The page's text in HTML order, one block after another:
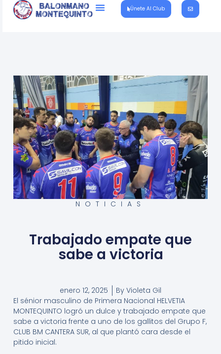
Únete Al Club
NOTICIAS
Trabajado empate que
sabe a victoria
enero 12, 2025 By Violeta Gil
El sénior masculino de Primera Nacional HELVETIA
MONTEQUINTO logró un dulce y trabajado empate que
sabe a victoria frente a uno de los gallitos del Grupo F,
CLUB BM CANTERA SUR, al que plantó cara desde el
pitido inicial.